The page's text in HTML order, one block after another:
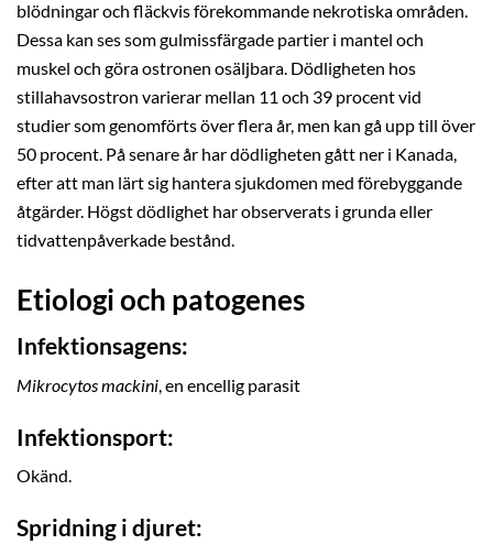
blödningar och fläckvis förekommande nekrotiska områden.
Dessa kan ses som gulmissfärgade partier i mantel och
muskel och göra ostronen osäljbara. Dödligheten hos
stillahavsostron varierar mellan 11 och 39 procent vid
studier som genomförts över flera år, men kan gå upp till över
50 procent. På senare år har dödligheten gått ner i Kanada,
efter att man lärt sig hantera sjukdomen med förebyggande
åtgärder. Högst dödlighet har observerats i grunda eller
tidvattenpåverkade bestånd.
Etiologi och patogenes
Infektionsagens:
Mikrocytos mackini, en encellig parasit
Infektionsport:
Okänd.
Spridning i djuret: